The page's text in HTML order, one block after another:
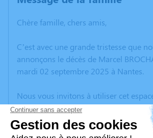
Chère famille, chers amis,
C’est avec une grande tristesse que
annonçons le décès de Marcel
mardi 02 septembre 2025 à Nantes.
Nous vous invitons à utiliser cet
vos condoléances, partager des
anecdote ou exprimer vos pensées à
poèmes ou des textes. Cet endroit est